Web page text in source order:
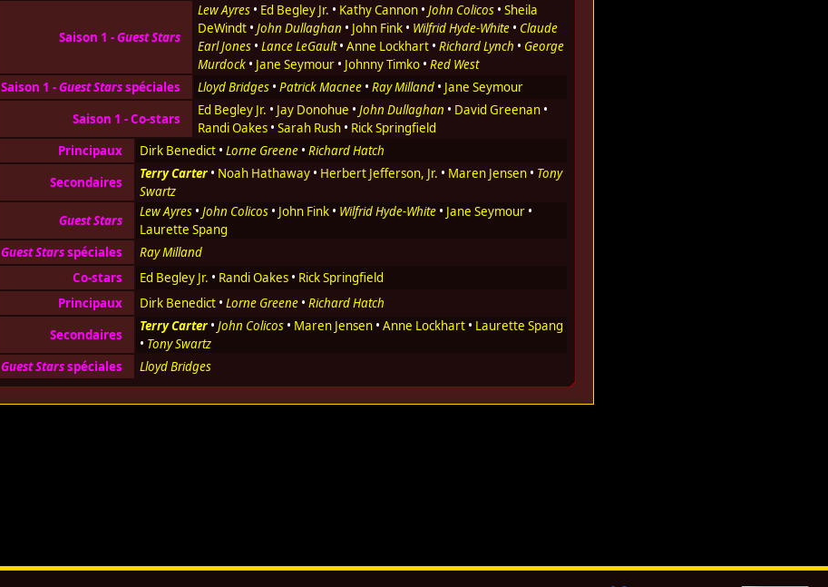
Saison 1 -Guest Stars
Lew Ayres• Ed Begley Jr. • Kathy Cannon• John Colicos• Sheila
DeWindt• John Dullaghan • John Fink• Wilfrid Hyde-White• Claude
Earl Jones• Lance LeGault• Anne Lockhart• Richard Lynch • George
Murdock• Jane Seymour• Johnny Timko• Red West
Saison 1 -Guest Starsspéciales Lloyd Bridges• Patrick Macnee• Ray Milland• Jane Seymour
Saison 1 - Co-stars
Ed Begley Jr. • Jay Donohue • John Dullaghan • David Greenan•
Randi Oakes• Sarah Rush• Rick Springfield
Principaux Dirk Benedict• Lorne Greene• Richard Hatch
Secondaires
Terry Carter• Noah Hathaway• Herbert Jefferson, Jr. • Maren Jensen• Tony
Swartz
Guest Stars
Lew Ayres• John Colicos• John Fink• Wilfrid Hyde-White• Jane Seymour•
Laurette Spang
Guest Starsspéciales
Ray Milland
Co-stars
Ed Begley Jr. • Randi Oakes• Rick Springfield
Principaux Dirk Benedict• Lorne Greene• Richard Hatch
Secondaires
Terry Carter• John Colicos• Maren Jensen• Anne Lockhart• Laurette Spang
• Tony Swartz
Guest Starsspéciales Lloyd Bridges